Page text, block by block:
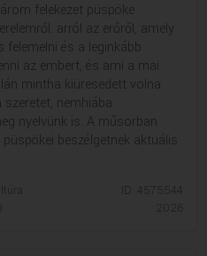
felekezet püspöke
arról az erőről, amely
felemelni és a leginkább
az embert, és ami a mai
mintha kiüresedett volna.
nemhiába
nyelvünk is. A műsorban
beszélgetnek aktuális
ID: 4575544